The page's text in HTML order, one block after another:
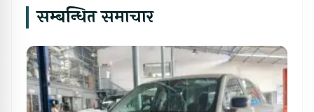
सम्बन्धित समाचार